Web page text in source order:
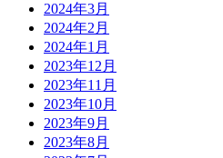
2024年3月
2024年2月
2024年1月
2023年12月
2023年11月
2023年10月
2023年9月
2023年8月